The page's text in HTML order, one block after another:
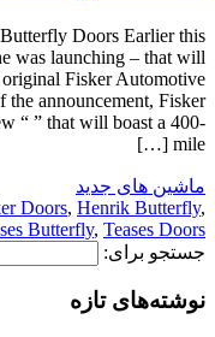
Doors Earlier this
was launching – that will
Fisker Automotive
the announcement, Fisker
“ ” that will boast a 400-
mile […]
ماشین های جدید
Doors, Henrik Butterfly,
Butterfly, Teases Doors
جستجو برای:
نوشته‌های تازه